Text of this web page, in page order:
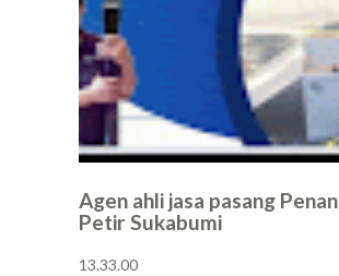
Agen ahli jasa pasang
Petir Sukabumi
13.33.00